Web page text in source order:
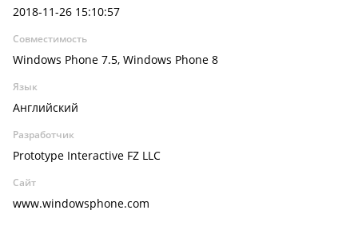
2018-11-26 15:10:57
Совместимость
Windows Phone 7.5, Windows Phone 8
Язык
Английский
Разработчик
Prototype Interactive FZ LLC
Сайт
www.windowsphone.com